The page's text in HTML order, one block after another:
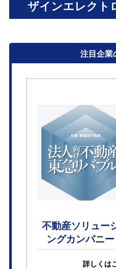
ザインエレクト
注目企業
不動産ソリュー
ングカンパニ
詳しくは